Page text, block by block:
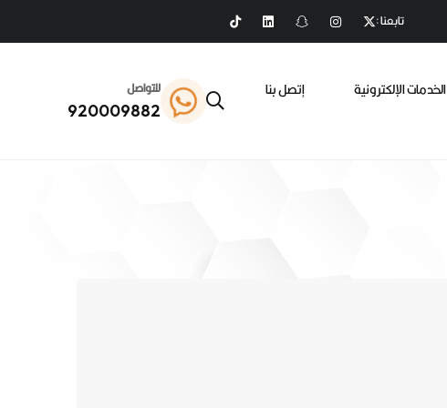
تابعنا :
الخدمات الإلكترونية
إتصل بنا
للتواصل
920009882